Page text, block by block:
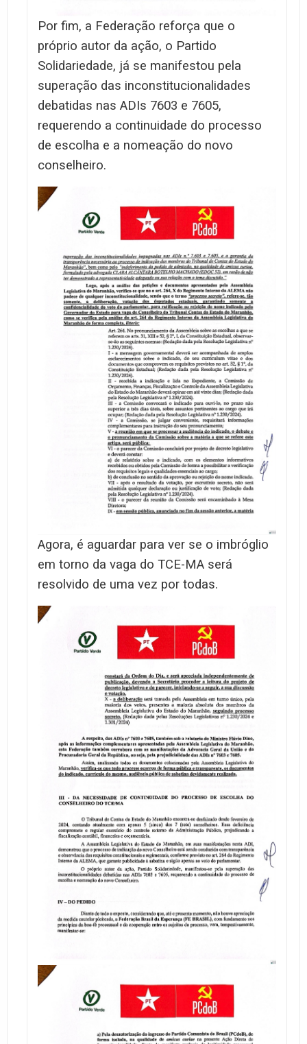
Por fim, a Federação reforça que o
próprio autor da ação, o Partido
Solidariedade, já se manifestou pela
superação das inconstitucionalidades
debatidas nas ADIs 7603 e 7605,
requerendo a continuidade do processo
de escolha e a nomeação do novo
conselheiro.
Agora, é aguardar para ver se o imbróglio
em torno da vaga do TCE-MA será
resolvido de uma vez por todas.